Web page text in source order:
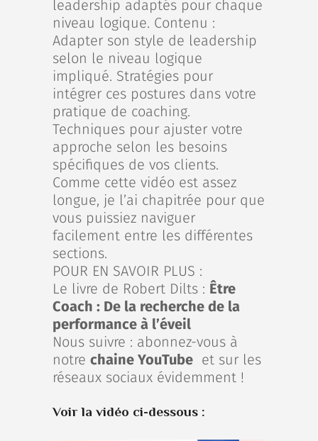
leadership adaptés pour chaque
niveau logique. Contenu :
Adapter son style de leadership
selon le niveau logique
impliqué. Stratégies pour
intégrer ces postures dans votre
pratique de coaching.
Techniques pour ajuster votre
approche selon les besoins
spécifiques de vos clients.
Comme cette vidéo est assez
longue, je l’ai chapitrée pour que
vous puissiez naviguer
facilement entre les différentes
sections.
POUR EN SAVOIR PLUS :
Le livre de Robert Dilts : Être
Coach : De la recherche de la
performance à l’éveil
Nous suivre : abonnez-vous à
notre chaine YouTube et sur les
réseaux sociaux évidemment !
Voir la vidéo ci-dessous :